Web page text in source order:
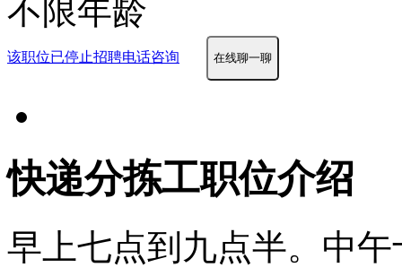
不限年龄
该职位已停止招聘电话咨询 在线聊一聊
快递分拣工职位介绍
早上七点到九点半。中